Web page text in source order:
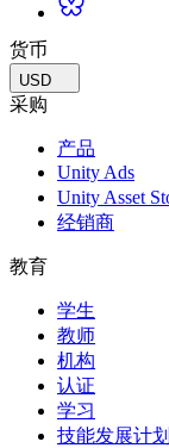
管理跨门店和D2C
商业化
通过 Unity 投放广告
使用案例
移动游戏
使用 Unity 打造移
独立游戏
小团队也能做出大
XR 游戏
跨平台发布 XR 游戏
演示
演示、示例和构建
所有资源
新增功能
博客
更新、信息和技术
新闻
新闻、故事和新闻
增强您的教学
教育资助许可证
认证
证明您的Unity精通
货币
USD
采购
产品
Unity Ads
Unity Asset
经销商
教育
学生
教师
机构
认证
学习
技能发展计划